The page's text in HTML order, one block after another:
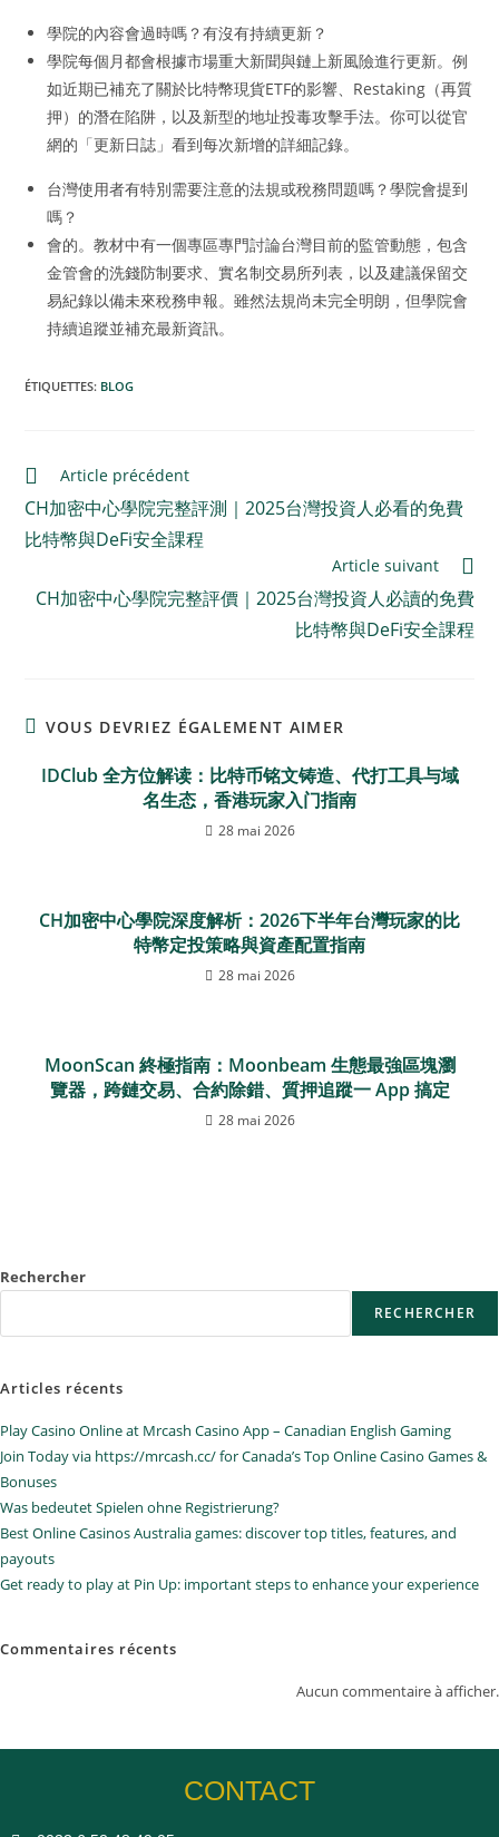
學院的內容會過時嗎？有沒有持續更新？
學院每個月都會根據市場重大新聞與鏈上新風險進行更新。例
如近期已補充了關於比特幣現貨ETF的影響、Restaking（再質
押）的潛在陷阱，以及新型的地址投毒攻擊手法。你可以從官
網的「更新日誌」看到每次新增的詳細記錄。
台灣使用者有特別需要注意的法規或稅務問題嗎？學院會提到
嗎？
會的。教材中有一個專區專門討論台灣目前的監管動態，包含
金管會的洗錢防制要求、實名制交易所列表，以及建議保留交
易紀錄以備未來稅務申報。雖然法規尚未完全明朗，但學院會
持續追蹤並補充最新資訊。
ÉTIQUETTES: BLOG
Article précédent
CH加密中心學院完整評測｜2025台灣投資人必看的免費
比特幣與DeFi安全課程
Article suivant
CH加密中心學院完整評價｜2025台灣投資人必讀的免費
比特幣與DeFi安全課程
VOUS DEVRIEZ ÉGALEMENT AIMER
IDClub 全方位解读：比特币铭文铸造、代打工具与域
名生态，香港玩家入门指南
28 mai 2026
CH加密中心學院深度解析：2026下半年台灣玩家的比
特幣定投策略與資產配置指南
28 mai 2026
MoonScan 終極指南：Moonbeam 生態最強區塊瀏
覽器，跨鏈交易、合約除錯、質押追蹤一 App 搞定
28 mai 2026
Rechercher
RECHERCHER
Articles récents
Play Casino Online at Mrcash Casino App – Canadian English Gaming
Join Today via https://mrcash.cc/ for Canada’s Top Online Casino Games &
Bonuses
Was bedeutet Spielen ohne Registrierung?
Best Online Casinos Australia games: discover top titles, features, and
payouts
Get ready to play at Pin Up: important steps to enhance your experience
Commentaires récents
Aucun commentaire à afficher.
CONTACT